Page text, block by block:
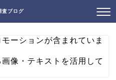
査ブログ
ーションが含まれていま
像・テキストを活用して